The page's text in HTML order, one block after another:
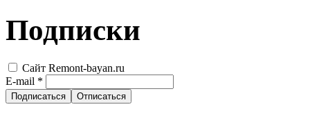
Подписки
Сайт Remont-bayan.ru
E-mail *